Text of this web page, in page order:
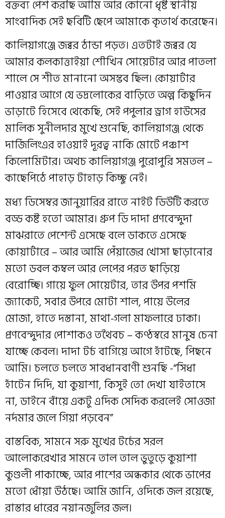
বক্তব্য পেশ করছি আমি আর কোনো ধৃষ্ট স্থানীয়
সাংবাদিক সেই ছবিটি ছেপে আমাকে কৃতার্থ করেছেন।
কালিয়াগঞ্জে জব্বর ঠান্ডা পড়ত। এতটাই জব্বর যে
আমার কলকাত্তাইয়া শৌখিন সোয়েটার আর পাতলা
শালে সে শীত মানানো অসম্ভব ছিল। কোয়ার্টার
পাওয়ার আগে যে ভদ্রলোকের বাড়িতে অল্প কিছুদিন
ভাড়াটে হিসেবে থেকেছি, সেই পপুলার ড্রাগ হাউসের
মালিক সুনীলদার মুখে শুনেছি, কালিয়াগঞ্জ থেকে
দার্জিলিংএর হাওয়াই দূরত্ব নাকি মোটে পঞ্চাশ
কিলোমিটার। অথচ কালিয়াগঞ্জ পুরোপুরি সমতল –
কাছেপিঠে পাহাড় টাহাড় কিচ্ছু নেই।
মধ্য ডিসেম্বর জানুয়ারির রাতে নাইট ডিউটি করতে
বড্ড কষ্ট হতো আমার। গ্রুপ ডি দাদা প্রণবেন্দুদা
মাঝরাতে পেশেন্ট এসেছে বলে ডাকতে এসেছে
কোয়ার্টারে – আর আমি পেঁয়াজের খোসা ছাড়ানোর
মতো ডবল কম্বল আর লেপের পরত ছাড়িয়ে
বেরোচ্ছি। গায়ে ফুল সোয়েটার, তার উপর পশমি
জ্যাকেট, সবার উপরে মোটা শাল, পায়ে উলের
মোজা, হাতে দস্তানা, মাথা-গলা মাফলারে ঢাকা।
প্রণবেন্দুদার পোশাকও তথৈবচ – কণ্ঠস্বরে মানুষ চেনা
যাচ্ছে কেবল। দাদা টর্চ বাগিয়ে আগে হাঁটছে, পিছনে
আমি। চলতে চলতে সাবধানবাণী শুনছি -“সিধা
হাঁটেন দিদি, যা কুয়াশা, কিসুই তো দেখা যাইতাসে
না, ডাইনে বাঁয়ে একটু এদিক সেদিক করলেই সোওজা
নর্দমার জলে গিয়া পড়বেন”
বাস্তবিক, সামনে সরু মুখের টর্চের সরল
আলোকরেখার সামনে তাল তাল ভুতুড়ে কুয়াশা
কুণ্ডলী পাকাচ্ছে, আর পাশের অন্ধকার থেকে ভাপের
মতো ধোঁয়া উঠছে। আমি জানি, ওদিকে জল রয়েছে,
রাস্তার ধারের নয়ানজুলির জল।